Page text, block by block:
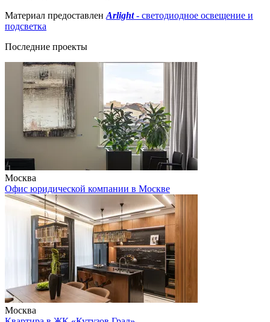
Материал предоставлен Arlight- светодиодное освещение и
подсветка
Последние проекты
Москва
Офис юридической компании в Москве
Москва